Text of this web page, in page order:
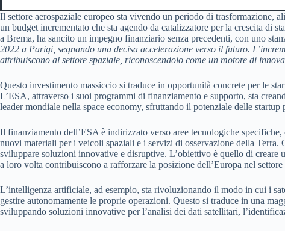
Il settore aerospaziale europeo sta vivendo un periodo di trasformazione,
un budget incrementato che sta agendo da catalizzatore per la crescita
a Brema, ha sancito un impegno finanziario senza precedenti, con uno
2022 a Parigi, segnando una decisa accelerazione verso il futuro.
attribuiscono al settore spaziale, riconoscendolo come un motore di
Questo investimento massiccio si traduce in opportunità concrete per le
L’ESA, attraverso i suoi programmi di finanziamento e supporto, sta
leader mondiale nella space economy, sfruttando il potenziale delle
Il finanziamento dell’ESA è indirizzato verso aree tecnologiche
nuovi materiali per i veicoli spaziali e i servizi di osservazione della Terra.
sviluppare soluzioni innovative e disruptive. L’obiettivo è quello di
a loro volta contribuiscono a rafforzare la posizione dell’Europa nel settore
L’intelligenza artificiale, ad esempio, sta rivoluzionando il modo in cui i
gestire autonomamente le proprie operazioni. Questo si traduce in una
sviluppando soluzioni innovative per l’analisi dei dati satellitari,